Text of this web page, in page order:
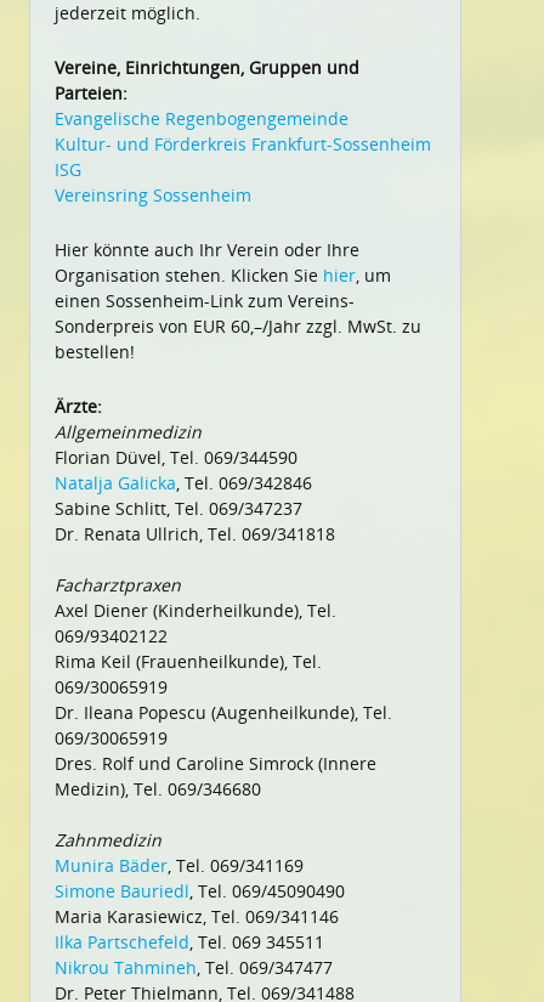
jederzeit möglich.
Vereine, Einrichtungen, Gruppen und
Parteien:
Evangelische Regenbogengemeinde
Kultur- und Förderkreis Frankfurt-Sossenheim
ISG
Vereinsring Sossenheim
Hier könnte auch Ihr Verein oder Ihre
Organisation stehen. Klicken Sie hier, um
einen Sossenheim-Link zum Vereins-
Sonderpreis von EUR 60,–/Jahr zzgl. MwSt. zu
bestellen!
Ärzte:
Allgemeinmedizin
Florian Düvel, Tel. 069/344590
Natalja Galicka, Tel. 069/342846
Sabine Schlitt, Tel. 069/347237
Dr. Renata Ullrich, Tel. 069/341818
Facharztpraxen
Axel Diener (Kinderheilkunde), Tel.
069/93402122
Rima Keil (Frauenheilkunde), Tel.
069/30065919
Dr. Ileana Popescu (Augenheilkunde), Tel.
069/30065919
Dres. Rolf und Caroline Simrock (Innere
Medizin), Tel. 069/346680
Zahnmedizin
Munira Bäder, Tel. 069/341169
Simone Bauriedl, Tel. 069/45090490
Maria Karasiewicz, Tel. 069/341146
Ilka Partschefeld, Tel. 069 345511
Nikrou Tahmineh, Tel. 069/347477
Dr. Peter Thielmann, Tel. 069/341488